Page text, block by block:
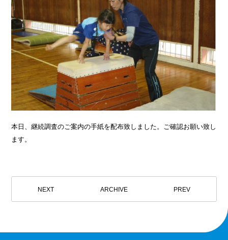
本日、継続調査のご案内の手紙を配布致しました。ご確認お願い致し
ます。
NEXT ARCHIVE PREV